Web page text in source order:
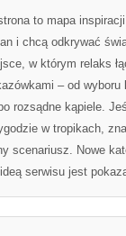
to mapa
i chcą odkrywać
w którym relaks
– od wyboru
rozsądne kąpiele.
w tropikach,
scenariusz. Nowe
ideą serwisu jest